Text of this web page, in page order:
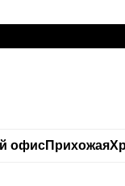
офисПрихожая